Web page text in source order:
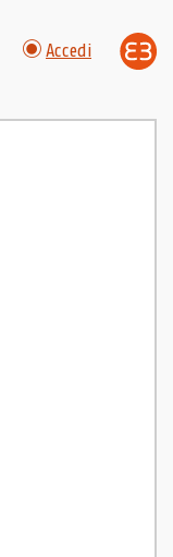
Accedi